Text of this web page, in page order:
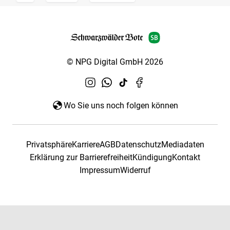
© NPG Digital GmbH 2026
Wo Sie uns noch folgen können
PrivatsphäreKarriereAGBDatenschutzMediadaten
Erklärung zur BarrierefreiheitKündigungKontakt
ImpressumWiderruf